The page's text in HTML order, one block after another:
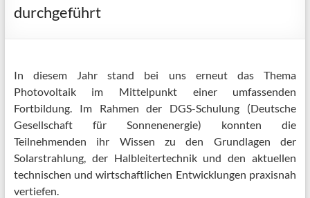
durchgeführt
In diesem Jahr stand bei uns erneut das Thema
Photovoltaik im Mittelpunkt einer umfassenden
Fortbildung. Im Rahmen der DGS-Schulung (Deutsche
Gesellschaft für Sonnenenergie) konnten die
Teilnehmenden ihr Wissen zu den Grundlagen der
Solarstrahlung, der Halbleitertechnik und den aktuellen
technischen und wirtschaftlichen Entwicklungen praxisnah
vertiefen.